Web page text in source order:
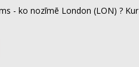
- ko nozīmē London (LON) ? Kur